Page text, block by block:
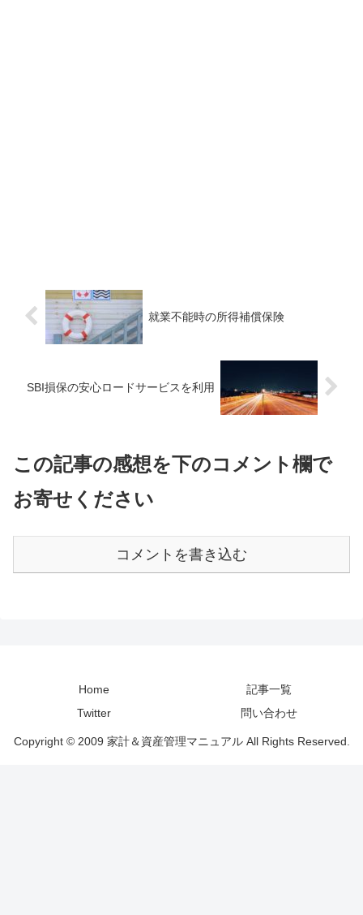
就業不能時の所得補償保険
SBI損保の安心ロードサービスを利用
この記事の感想を下のコメント欄で
お寄せください
コメントを書き込む
Home
記事一覧
Twitter
問い合わせ
Copyright © 2009 家計＆資産管理マニュアル All Rights Reserved.